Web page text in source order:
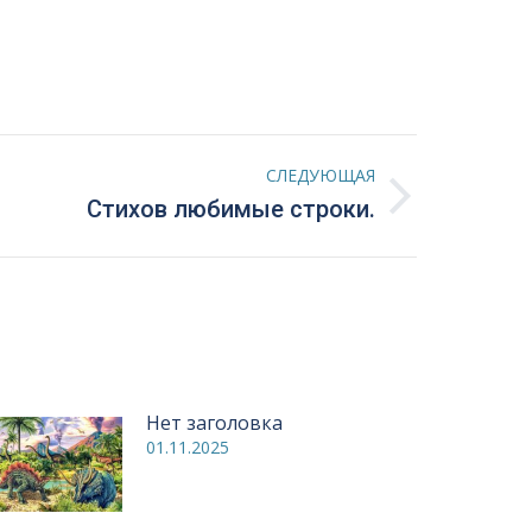
СЛЕДУЮЩАЯ
Стихов любимые строки.
Нет заголовка
01.11.2025